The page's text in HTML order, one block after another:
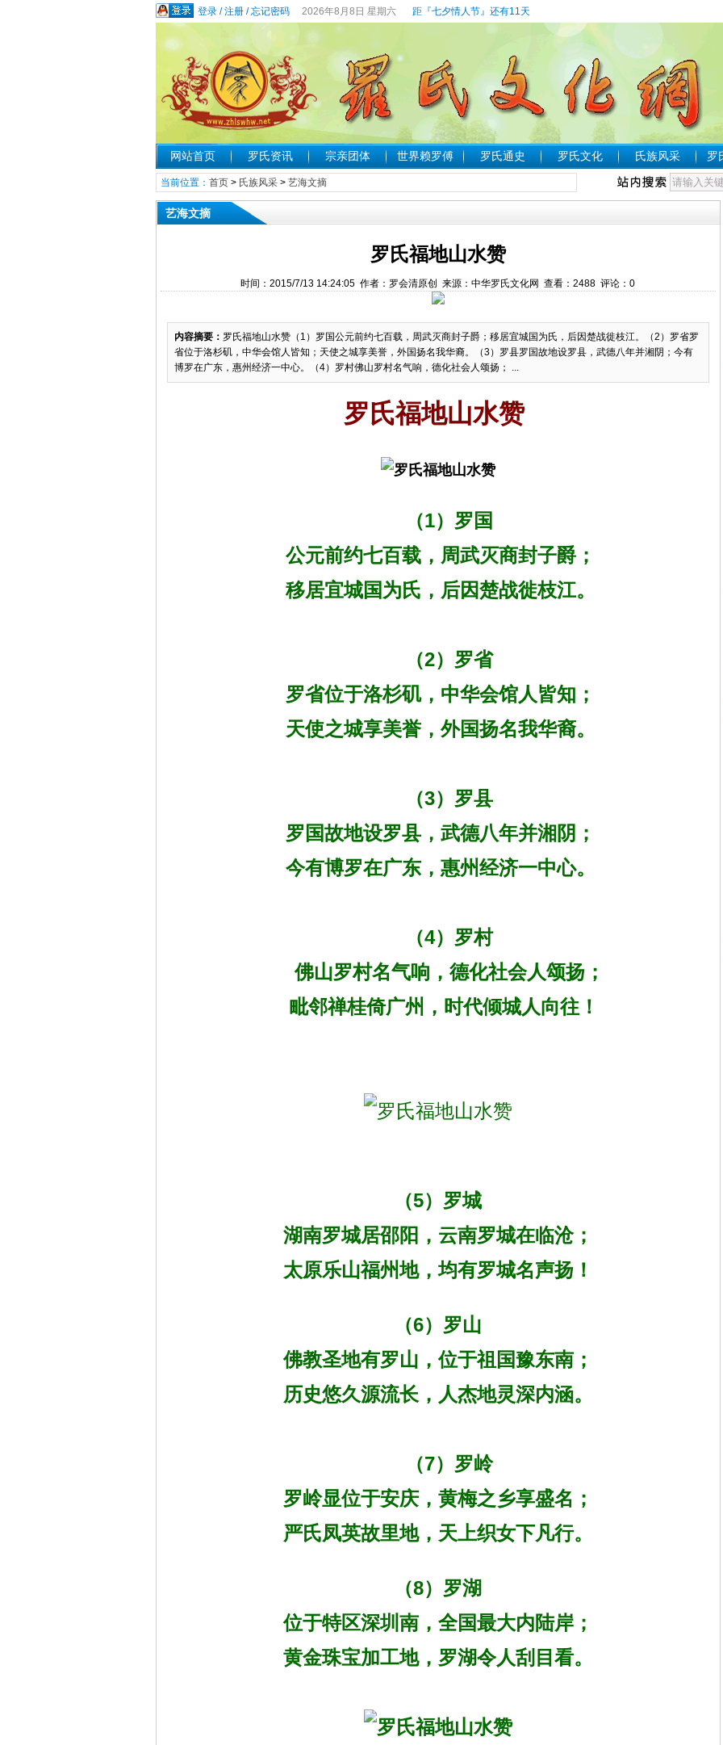
登录/注册/忘记密码 2026年8月8日 星期六 距『七夕情人节』还有11天
网站首页 罗氏资讯 宗亲团体 世界赖罗傅 罗氏通史 罗氏文化 氏族风采 罗
当前位置： 首页> 氏族风采> 艺海文摘
艺海文摘
罗氏福地山水赞
时间：2015/7/13 14:24:05 作者：罗会清原创 来源：中华罗氏文化网 查看： 2488 评论： 0
内容摘要： 罗氏福地山水赞（1）罗国公元前约七百载，周武灭商封子爵；移居宜城国为氏，后因楚战徙枝江。（2）罗省罗
省位于洛杉矶，中华会馆人皆知；天使之城享美誉，外国扬名我华裔。（3）罗县罗国故地设罗县，武德八年并湘阴；今有
博罗在广东，惠州经济一中心。（4）罗村佛山罗村名气响，德化社会人颂扬； ...
罗氏福地山水赞
（1）罗国
公元前约七百载，周武灭商封子爵；
移居宜城国为氏，后因楚战徙枝江。
（2）罗省
罗省位于洛杉矶，中华会馆人皆知；
天使之城享美誉，外国扬名我华裔。
（3）罗县
罗国故地设罗县，武德八年并湘阴；
今有博罗在广东，惠州经济一中心。
（4）罗村
佛山罗村名气响，德化社会人颂扬；
毗邻禅桂倚广州，时代倾城人向往！
（5）罗城
湖南罗城居邵阳，云南罗城在临沧；
太原乐山福州地，均有罗城名声扬！
（6）罗山
佛教圣地有罗山，位于祖国豫东南；
历史悠久源流长，人杰地灵深内涵。
（7）罗岭
罗岭显位于安庆，黄梅之乡享盛名；
严氏凤英故里地，天上织女下凡行。
（8）罗湖
位于特区深圳南，全国最大内陆岸；
黄金珠宝加工地，罗湖令人刮目看。